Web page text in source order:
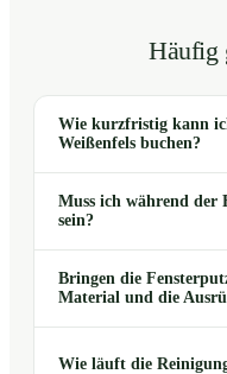
Häufig
Wie kurzfristig kann
Weißenfels buchen?
Muss ich während der
sein?
Bringen die
Material und die
Wie läuft die